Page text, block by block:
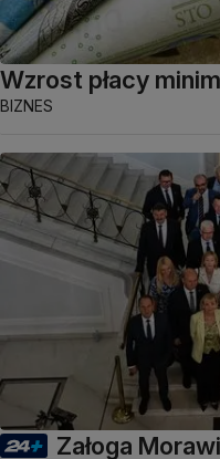
Wzrost płacy
BIZNES
Załoga